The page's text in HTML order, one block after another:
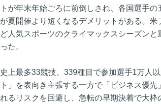
トが年末年始ごろに前倒しされ、各国選手
が夏開催より短くなるデメリットがある。
ど人気スポーツのクライマックスシーズン
った。
史上最多33競技、339種目で参加選手1万人
ト」を表向き主張する一方で「ビジネス優
れるリスクを回避し、急転の早期決着で大